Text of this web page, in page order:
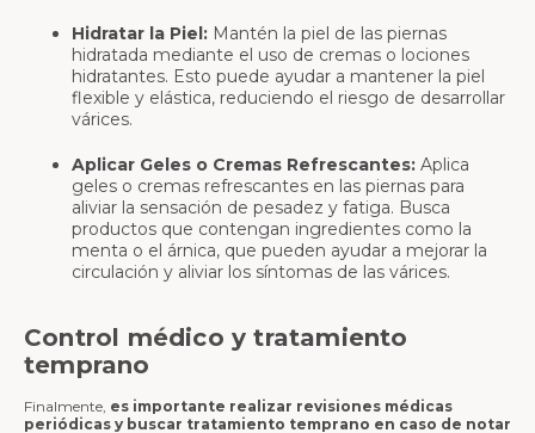
Hidratar la Piel: Mantén la piel de las piernas
hidratada mediante el uso de cremas o lociones
hidratantes. Esto puede ayudar a mantener la piel
flexible y elástica, reduciendo el riesgo de desarrollar
várices.
Aplicar Geles o Cremas Refrescantes: Aplica
geles o cremas refrescantes en las piernas para
aliviar la sensación de pesadez y fatiga. Busca
productos que contengan ingredientes como la
menta o el árnica, que pueden ayudar a mejorar la
circulación y aliviar los síntomas de las várices.
Control médico y tratamiento
temprano
Finalmente, es importante realizar revisiones médicas
periódicas y buscar tratamiento temprano en caso de notar